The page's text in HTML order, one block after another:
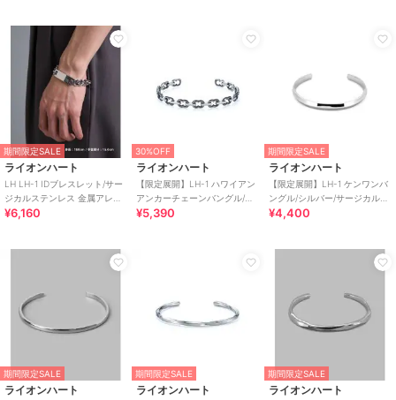
その他モチーフアク
ブラックフォーマル（礼装・喪
シルバー系
その他モチーフアク
セ / パーティー・結婚式・二次会
/セレモニー・入学式・卒業式/
ブラックフォーマル（礼装・喪
原産国
期間限定SALE
ライオンハート
LH LH-1 IDブレスレット/サー
ジカルステンレス 金属アレル
ギー対応
¥6,160
30%OFF
ライオンハート
【限定展開】LH-1 ハワイアン
アンカーチェーンバングル/サ
ージカルステンレス 金属アレ
¥5,390
期間限定SALE
ライオンハート
【限定展開】LH-1 ケンワンバ
ングル/シルバー/サージカルス
テンレス 金属アレルギー対応
¥4,400
期間限定SALE
ライオンハート
期間限定SALE
ライオンハート
期間限定SALE
ライオンハート